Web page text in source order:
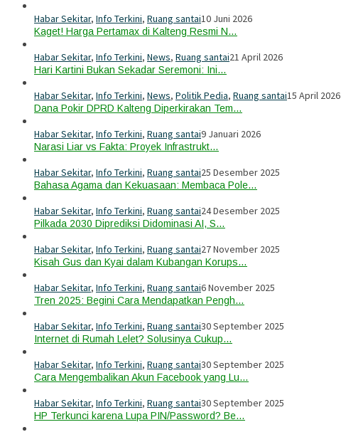
Habar Sekitar, Info Terkini, Ruang santai10 Juni 2026
Kaget! Harga Pertamax di Kalteng Resmi N…
Habar Sekitar, Info Terkini, News, Ruang santai21 April 2026
Hari Kartini Bukan Sekadar Seremoni: Ini…
Habar Sekitar, Info Terkini, News, Politik Pedia, Ruang santai15 April 2026
Dana Pokir DPRD Kalteng Diperkirakan Tem…
Habar Sekitar, Info Terkini, Ruang santai9 Januari 2026
Narasi Liar vs Fakta: Proyek Infrastrukt…
Habar Sekitar, Info Terkini, Ruang santai25 Desember 2025
Bahasa Agama dan Kekuasaan: Membaca Pole…
Habar Sekitar, Info Terkini, Ruang santai24 Desember 2025
Pilkada 2030 Diprediksi Didominasi AI, S…
Habar Sekitar, Info Terkini, Ruang santai27 November 2025
Kisah Gus dan Kyai dalam Kubangan Korups…
Habar Sekitar, Info Terkini, Ruang santai6 November 2025
Tren 2025: Begini Cara Mendapatkan Pengh…
Habar Sekitar, Info Terkini, Ruang santai30 September 2025
Internet di Rumah Lelet? Solusinya Cukup…
Habar Sekitar, Info Terkini, Ruang santai30 September 2025
Cara Mengembalikan Akun Facebook yang Lu…
Habar Sekitar, Info Terkini, Ruang santai30 September 2025
HP Terkunci karena Lupa PIN/Password? Be…